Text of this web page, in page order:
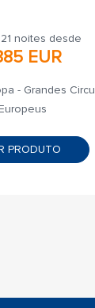
noites desde
EUR
- Grandes
PRODUTO